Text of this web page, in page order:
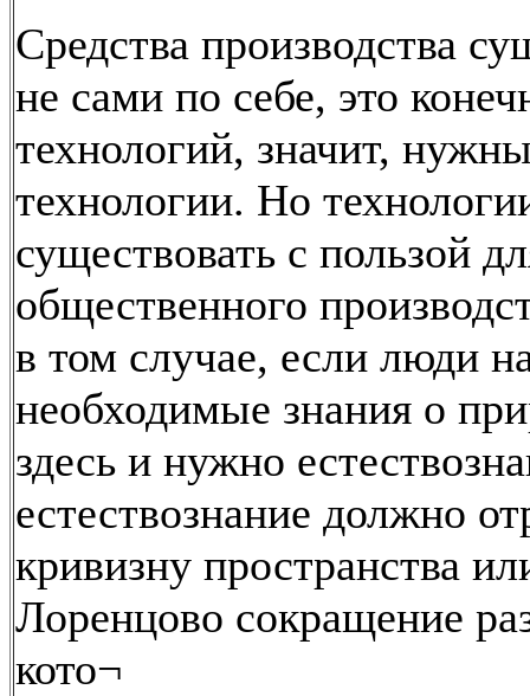
Средства производства
не сами по себе, это
технологий, значит,
технологии. Но
существовать с пользой
общественного
в том случае, если люди
необходимые знания о
здесь и нужно
естествознание должно
кривизну пространства
Лоренцово сокращение
кото¬